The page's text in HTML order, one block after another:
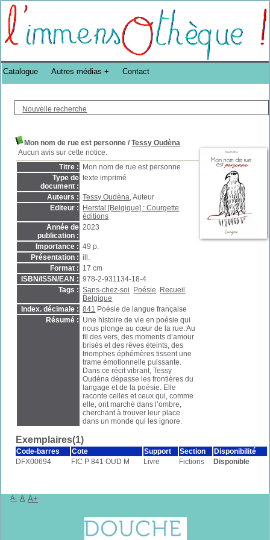
Bibliothèque DoucheFLUX Bibliotheek -->
Nouvelle recherche
Mon nom de rue est personne /Tessy Oudèna
Aucun avis sur cette notice.
Titre :
Mon nom de rue est personne
Type de
document :
texte imprimé
Auteurs : Tessy Oudèna, Auteur
Editeur :
Herstal [Belgique] : Courgette
éditions
Année de
publication :
2023
Importance : 49 p.
Présentation : ill.
Format : 17 cm
ISBN/ISSN/EAN : 978-2-931134-18-4
Tags : Sans-chez-soi Poésie
Recueil
Belgique
Index. décimale : 841 Poésie de langue française
Résumé : Une histoire de vie en poésie qui
nous plonge au cœur de la rue. Au
fil des vers, des moments d’amour
brisés et des rêves éteints, des
triomphes éphémères tissent une
trame émotionnelle puissante.
Dans ce récit vibrant, Tessy
Oudèna dépasse les frontières du
langage et de la poésie. Elle
raconte celles et ceux qui, comme
elle, ont marché dans l’ombre,
cherchant à trouver leur place
dans un monde qui les ignore.
Exemplaires(1)
Code-barres Cote Support Section
Disponibilité
DFX00694
FIC P 841 OUD M Livre Fictions Disponible
Catalogue Autres médias Contact
A- A A+